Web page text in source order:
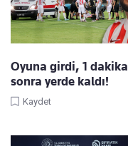
Oyuna girdi, 1 dakika
sonra yerde kaldı!
Kaydet